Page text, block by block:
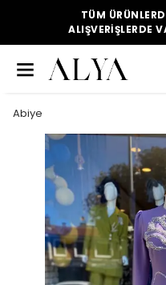
TÜM
ALIŞVERIŞLERDE
Abiye